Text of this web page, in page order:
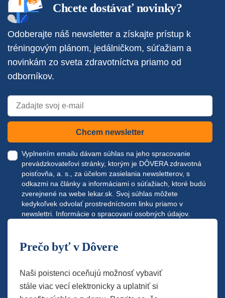
Chcete dostávať novinky?
Odoberajte náš newsletter a získajte prístup k
tréningovým plánom, jedálničkom, súťažiam a
novinkám zo sveta zdravotníctva priamo od
odborníkov.
Chcem newsletter
Vyplnením emailu dávam súhlas na jeho spracovanie
prevádzkovateľovi stránky, ktorým je DÔVERA zdravotná
poisťovňa, a. s., za účelom zasielania newsletterov, s
odkazmi na články a informáciami o súťažiach, ktoré budú
zverejnené na webe lekar.sk . Svoj súhlas môžete
kedykoľvek odvolať prostredníctvom linku priamo v
newslettri. Informácie o spracovaní osobných údajov.
Prečo byť v Dôvere
Naši poistenci oceňujú možnosť vybaviť
stále viac vecí elektronicky a uplatniť si